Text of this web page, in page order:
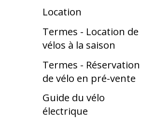
Location
Termes - Location de
vélos à la saison
Termes - Réservation
de vélo en pré-vente
Guide du vélo
électrique